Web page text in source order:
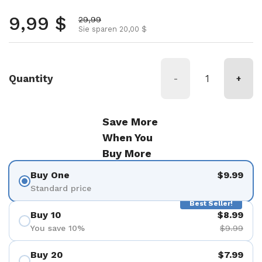
Normalpreis
9,99 $ Aktionspreis
29,99
Sie sparen 20,00 $
Quantity - +
Save More
When You
Buy More
Buy One
Standard price
$9.99
Best Seller!
Buy 10
You save 10%
$8.99
$9.99
Buy 20 $7.99